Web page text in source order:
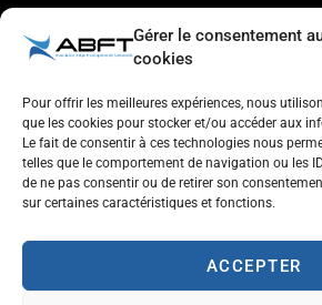
Gérer le consentement
cookies
Pour offrir les meilleures expériences, nous
que les cookies pour stocker et/ou accéder aux
Le fait de consentir à ces technologies nous
telles que le comportement de navigation ou les
de ne pas consentir ou de retirer son
sur certaines caractéristiques et fonctions.
ACCEPTER
Chaussée de Wavre, 2057 - 1160
info@abft.be
+32 (0)2 347 34 77